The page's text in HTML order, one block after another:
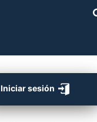
Iniciar sesión